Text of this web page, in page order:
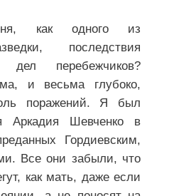
как одного из
последствия
дел перебежчиков?
и весьма глубоко,
поражений. Я был
Аркадия Шевченко в
Гордиевским,
Все они забыли, что
как мать, даже если